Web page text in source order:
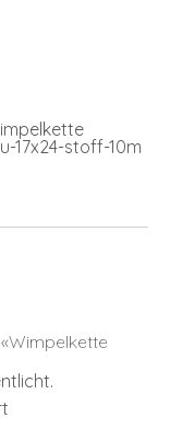
17x24-stoff-10m